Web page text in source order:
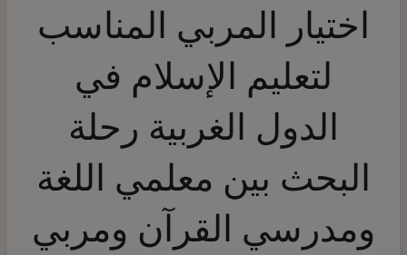
اختيار المربي المناسب
لتعليم الإسلام في
الدول الغربية رحلة
البحث بين معلمي اللغة
ومدرسي القرآن ومربي